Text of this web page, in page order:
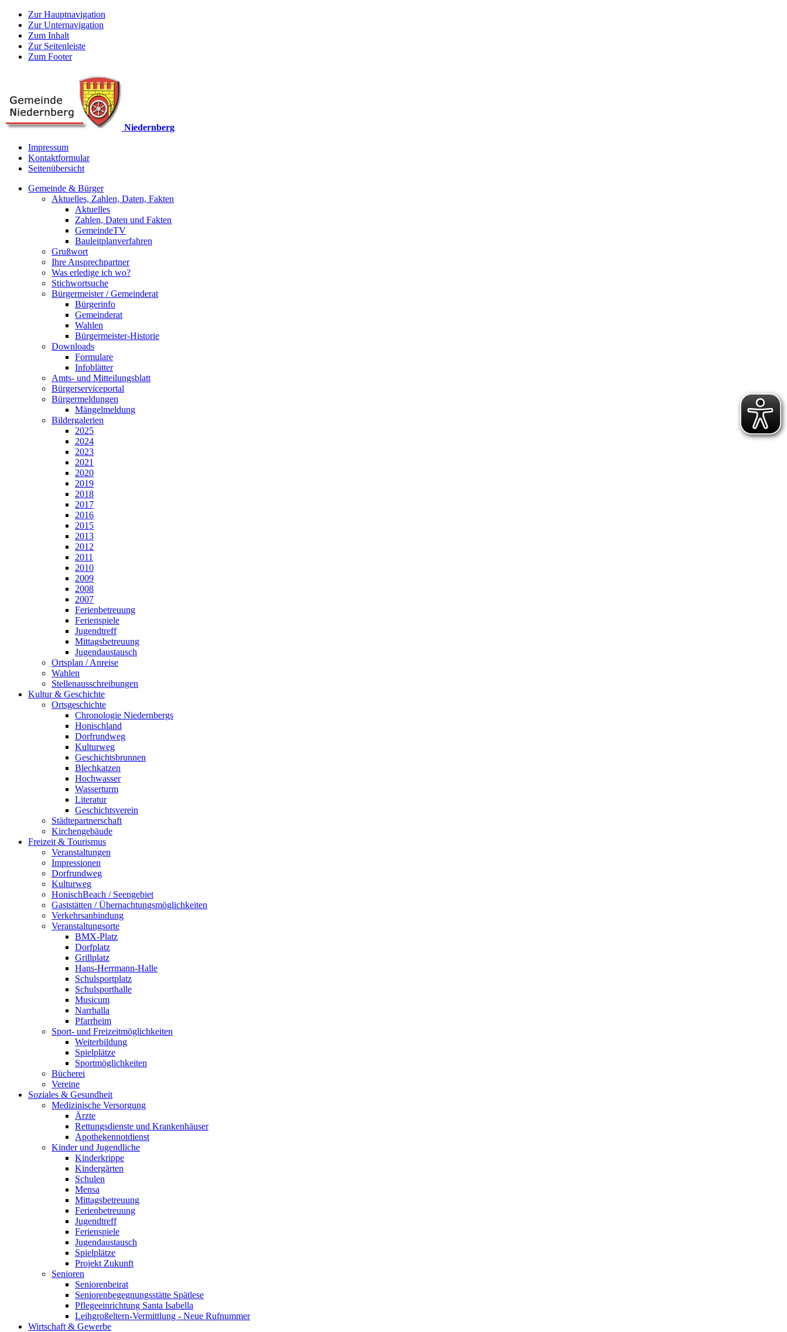
Zur Hauptnavigation
Zur Unternavigation
Zum Inhalt
Zur Seitenleiste
Zum Footer
Niedernberg
Impressum
Kontaktformular
Seitenübersicht
Gemeinde & Bürger
Aktuelles, Zahlen, Daten, Fakten
Aktuelles
Zahlen, Daten und Fakten
GemeindeTV
Bauleitplanverfahren
Grußwort
Ihre Ansprechpartner
Was erledige ich wo?
Stichwortsuche
Bürgermeister / Gemeinderat
Bürgerinfo
Gemeinderat
Wahlen
Bürgermeister-Historie
Downloads
Formulare
Infoblätter
Amts- und Mitteilungsblatt
Bürgerserviceportal
Bürgermeldungen
Mängelmeldung
Bildergalerien
2025
2024
2023
2021
2020
2019
2018
2017
2016
2015
2013
2012
2011
2010
2009
2008
2007
Ferienbetreuung
Ferienspiele
Jugendtreff
Mittagsbetreuung
Jugendaustausch
Ortsplan / Anreise
Wahlen
Stellenausschreibungen
Kultur & Geschichte
Ortsgeschichte
Chronologie Niedernbergs
Honischland
Dorfrundweg
Kulturweg
Geschichtsbrunnen
Blechkatzen
Hochwasser
Wasserturm
Literatur
Geschichtsverein
Städtepartnerschaft
Kirchengebäude
Freizeit & Tourismus
Veranstaltungen
Impressionen
Dorfrundweg
Kulturweg
HonischBeach / Seengebiet
Gaststätten / Übernachtungsmöglichkeiten
Verkehrsanbindung
Veranstaltungsorte
BMX-Platz
Dorfplatz
Grillplatz
Hans-Herrmann-Halle
Schulsportplatz
Schulsporthalle
Musicum
Narrhalla
Pfarrheim
Sport- und Freizeitmöglichkeiten
Weiterbildung
Spielplätze
Sportmöglichkeiten
Bücherei
Vereine
Soziales & Gesundheit
Medizinische Versorgung
Ärzte
Rettungsdienste und Krankenhäuser
Apothekennotdienst
Kinder und Jugendliche
Kinderkrippe
Kindergärten
Schulen
Mensa
Mittagsbetreuung
Ferienbetreuung
Jugendtreff
Ferienspiele
Jugendaustausch
Spielplätze
Projekt Zukunft
Senioren
Seniorenbeirat
Seniorenbegegnungsstätte Spätlese
Pflegeeinrichtung Santa Isabella
Leihgroßeltern-Vermittlung - Neue Rufnummer
Wirtschaft & Gewerbe